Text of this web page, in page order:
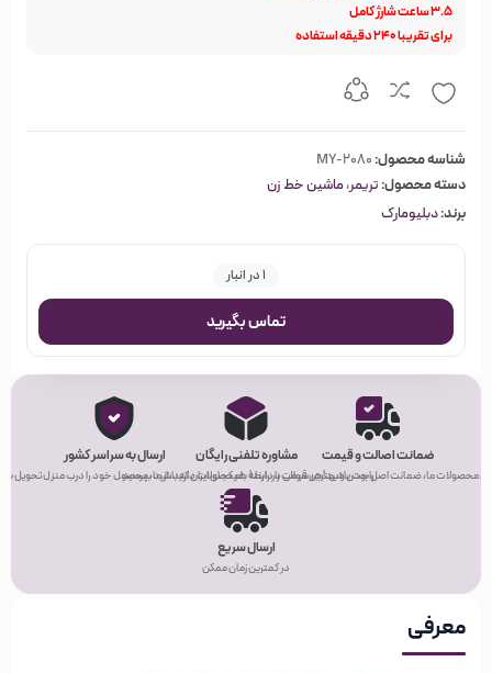
3.5 ساعت شارژ کامل
برای تقریبا 240 دقیقه استفاده
شناسه محصول:MY-2080
دسته محصول:تریمر،ماشین خط زن
برند:دبلیومارک
1 در انبار
تماس بگیرید
ضمانت اصالت و قیمت
محصولات ما، ضمانت اصل بودن و بهترین قیمت را دارند!
مشاوره تلفنی رایگان
راحت باشید! هر سوالی در رابطه با محصولات دارید، از ما بپرسید.
ارسال به سراسر کشور
هر کجای ایران که باشید، محصول خود را درب منزل تحویل
ارسال سریع
در کمترین زمان ممکن
معرفی